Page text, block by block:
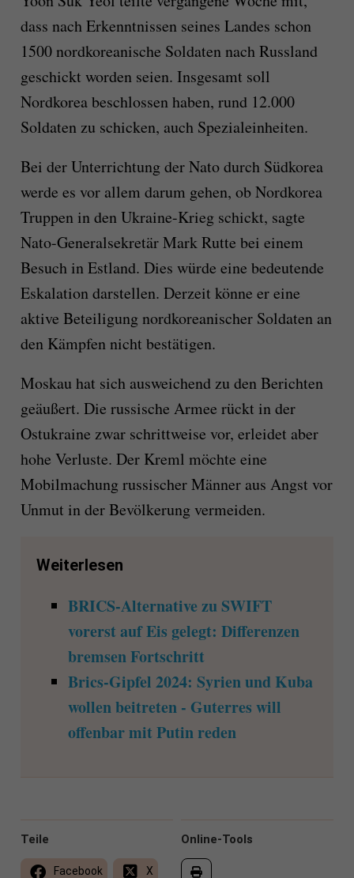
dass nach Erkenntnissen seines Landes schon
1500 nordkoreanische Soldaten nach Russland
geschickt worden seien. Insgesamt soll
Nordkorea beschlossen haben, rund 12.000
Soldaten zu schicken, auch Spezialeinheiten.
Bei der Unterrichtung der Nato durch Südkorea
werde es vor allem darum gehen, ob Nordkorea
Truppen in den Ukraine-Krieg schickt, sagte
Nato-Generalsekretär Mark Rutte bei einem
Besuch in Estland. Dies würde eine bedeutende
Eskalation darstellen. Derzeit könne er eine
aktive Beteiligung nordkoreanischer Soldaten an
den Kämpfen nicht bestätigen.
Moskau hat sich ausweichend zu den Berichten
geäußert. Die russische Armee rückt in der
Ostukraine zwar schrittweise vor, erleidet aber
hohe Verluste. Der Kreml möchte eine
Mobilmachung russischer Männer aus Angst vor
Unmut in der Bevölkerung vermeiden.
Weiterlesen
BRICS-Alternative zu SWIFT
vorerst auf Eis gelegt: Differenzen
bremsen Fortschritt
Brics-Gipfel 2024: Syrien und Kuba
wollen beitreten - Guterres will
offenbar mit Putin reden
Online-Tools
Teile
Facebook X